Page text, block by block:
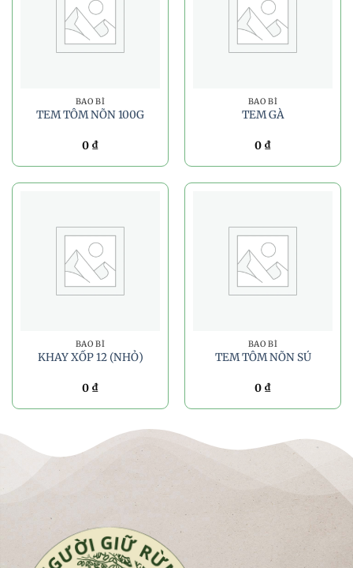
BAO BÌ
TEM TÔM NÕN 100G
0 ₫
BAO BÌ
TEM GÀ
0 ₫
BAO BÌ
KHAY XỐP 12 (NHỎ)
0 ₫
BAO BÌ
TEM TÔM NÕN SÚ
0 ₫